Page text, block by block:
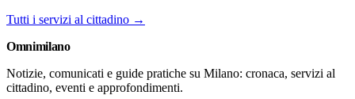
Tutti i servizi al cittadino →
Omnimilano
Notizie, comunicati e guide pratiche su Milano: cronaca, servizi al
cittadino, eventi e approfondimenti.